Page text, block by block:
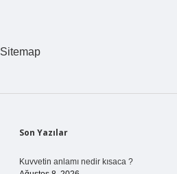
Sitemap
Sidebar
Son Yazılar
Kuvvetin anlamı nedir kısaca ?